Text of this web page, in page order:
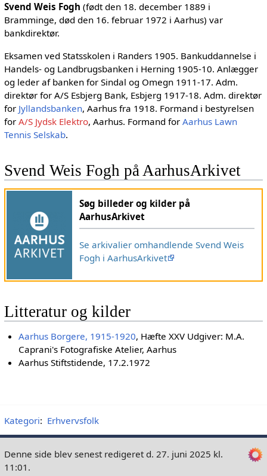
Svend Weis Fogh (født den 18. december 1889 i
Bramminge, død den 16. februar 1972 i Aarhus) var
bankdirektør.
Eksamen ved Statsskolen i Randers 1905. Bankuddannelse i
Handels- og Landbrugsbanken i Herning 1905-10. Anlægger
og leder af banken for Sindal og Omegn 1911-17. Adm.
direktør for A/S Esbjerg Bank, Esbjerg 1917-18. Adm. direktør
for Jyllandsbanken, Aarhus fra 1918. Formand i bestyrelsen
for A/S Jydsk Elektro, Aarhus. Formand for Aarhus Lawn
Tennis Selskab.
Svend Weis Fogh på AarhusArkivet
Søg billeder og kilder på
AarhusArkivet
Se arkivalier omhandlende Svend Weis
Fogh i AarhusArkivet
Litteratur og kilder
Aarhus Borgere, 1915-1920, Hæfte XXV Udgiver: M.A.
Caprani's Fotografiske Atelier, Aarhus
Aarhus Stiftstidende, 17.2.1972
Kategori: Erhvervsfolk
Denne side blev senest redigeret d. 27. juni 2025 kl.
11:01.